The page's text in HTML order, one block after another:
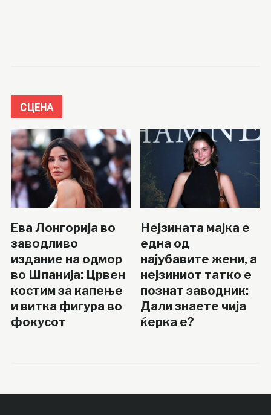
СЦЕНА
Ева Лонгорија во
заводливо
издание на одмор
во Шпанија: Црвен
костим за капење
и витка фигура во
фокусот
Нејзината мајка е
една од
најубавите жени, а
нејзиниот татко е
познат заводник:
Дали знаете чија
ќерка е?